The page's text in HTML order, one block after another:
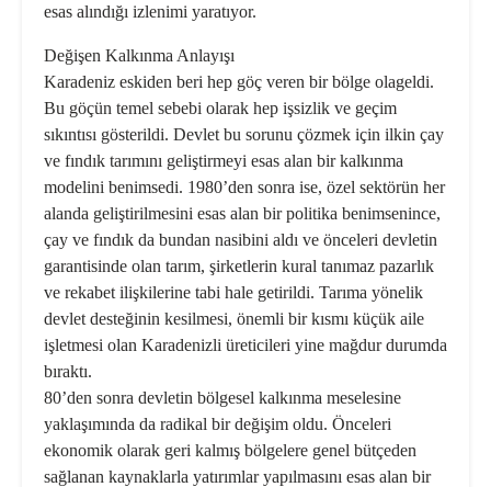
esas alındığı izlenimi yaratıyor.
Değişen Kalkınma Anlayışı
Karadeniz eskiden beri hep göç veren bir bölge olageldi.
Bu göçün temel sebebi olarak hep işsizlik ve geçim
sıkıntısı gösterildi. Devlet bu sorunu çözmek için ilkin çay
ve fındık tarımını geliştirmeyi esas alan bir kalkınma
modelini benimsedi. 1980’den sonra ise, özel sektörün her
alanda geliştirilmesini esas alan bir politika benimsenince,
çay ve fındık da bundan nasibini aldı ve önceleri devletin
garantisinde olan tarım, şirketlerin kural tanımaz pazarlık
ve rekabet ilişkilerine tabi hale getirildi. Tarıma yönelik
devlet desteğinin kesilmesi, önemli bir kısmı küçük aile
işletmesi olan Karadenizli üreticileri yine mağdur durumda
bıraktı.
80’den sonra devletin bölgesel kalkınma meselesine
yaklaşımında da radikal bir değişim oldu. Önceleri
ekonomik olarak geri kalmış bölgelere genel bütçeden
sağlanan kaynaklarla yatırımlar yapılmasını esas alan bir